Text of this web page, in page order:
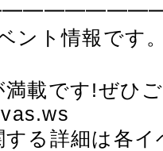
ント情報です
満載です!ぜ
る詳細は各イ